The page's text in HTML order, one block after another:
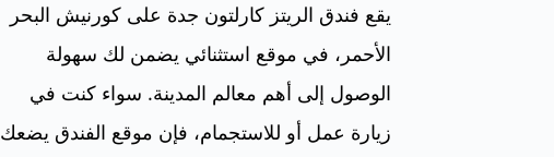
يقع فندق الريتز كارلتون جدة على كورنيش البحر
الأحمر، في موقع استثنائي يضمن لك سهولة
الوصول إلى أهم معالم المدينة. سواء كنت في
زيارة عمل أو للاستجمام، فإن موقع الفندق يضعك